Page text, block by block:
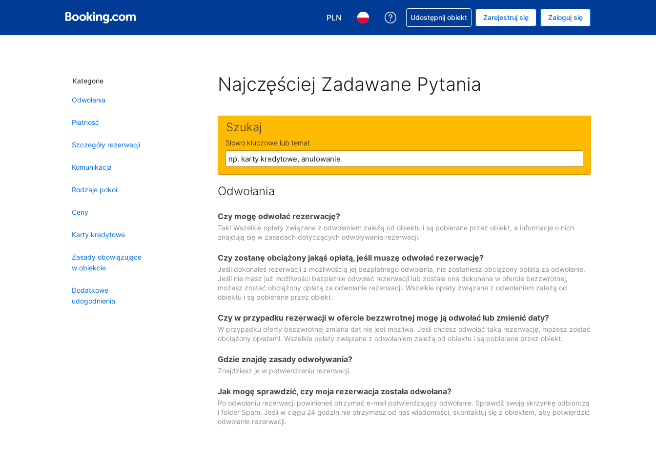
PLN
Wybierz walutę. Wybrana waluta to Złoty polski
Wybierz język. Wybrany język to Polski
Uzyskaj pomoc w sprawie rezerwacji
Udostępnij obiekt Zarejestruj się Zaloguj się
Kategorie
Odwołania
Płatność
Szczegóły rezerwacji
Komunikacja
Rodzaje pokoi
Ceny
Karty kredytowe
Zasady obowiązujące
w obiekcie
Dodatkowe
udogodnienia
Najczęściej Zadawane Pytania
Szukaj
Słowo kluczowe lub temat
Odwołania
Czy mogę odwołać rezerwację?
Tak! Wszelkie opłaty związane z odwołaniem zależą od obiektu i są pobierane przez obiekt, a informacje o nich
znajdują się w zasadach dotyczących odwoływania rezerwacji.
Czy zostanę obciążony jakąś opłatą, jeśli muszę odwołać rezerwację?
Jeśli dokonałeś rezerwacji z możliwością jej bezpłatnego odwołania, nie zostaniesz obciążony opłatą za odwołanie.
Jeśli nie masz już możliwości bezpłatnie odwołać rezerwacji lub została ona dokonana w ofercie bezzwrotnej,
możesz zostać obciążony opłatą za odwołanie rezerwacji. Wszelkie opłaty związane z odwołaniem zależą od
obiektu i są pobierane przez obiekt.
Czy w przypadku rezerwacji w ofercie bezzwrotnej mogę ją odwołać lub zmienić daty?
W przypadku oferty bezzwrotnej zmiana dat nie jest możliwa. Jeśli chcesz odwołać taką rezerwację, możesz zostać
obciążony opłatami. Wszelkie opłaty związane z odwołaniem zależą od obiektu i są pobierane przez obiekt.
Gdzie znajdę zasady odwoływania?
Znajdziesz je w potwierdzeniu rezerwacji.
Jak mogę sprawdzić, czy moja rezerwacja została odwołana?
Po odwołaniu rezerwacji powinieneś otrzymać e-mail potwierdzający odwołanie. Sprawdź swoją skrzynkę odbiorczą
i folder Spam. Jeśli w ciągu 24 godzin nie otrzymasz od nas wiadomości, skontaktuj się z obiektem, aby potwierdzić
odwołanie rezerwacji.